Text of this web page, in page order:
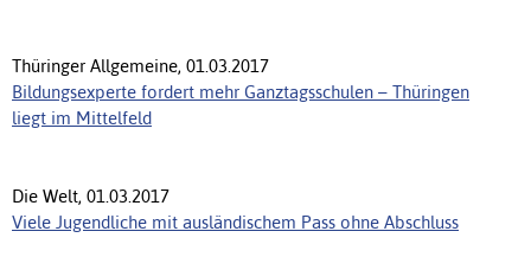
Thüringer Allgemeine, 01.03.2017
Bildungsexperte fordert mehr Ganztagsschulen – Thüringen
liegt im Mittelfeld
Die Welt, 01.03.2017
Viele Jugendliche mit ausländischem Pass ohne Abschluss